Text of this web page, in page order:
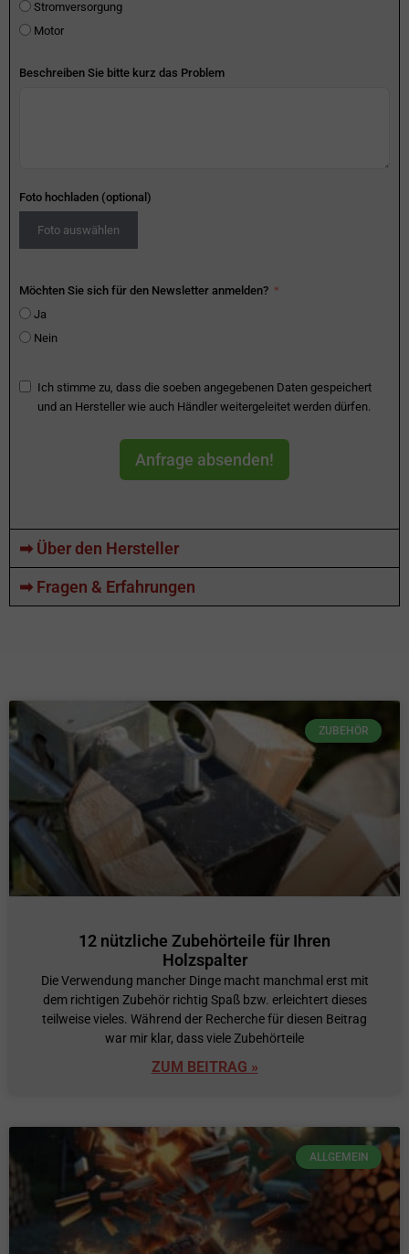
Stromversorgung
Motor
Beschreiben Sie bitte kurz das Problem
Foto hochladen (optional)
Foto auswählen
Möchten Sie sich für den Newsletter anmelden?
Ja
Nein
Ich stimme zu, dass die soeben angegebenen Daten gespeichert
und an Hersteller wie auch Händler weitergeleitet werden dürfen.
Anfrage absenden!
➡ Über den Hersteller
➡ Fragen & Erfahrungen
ZUBEHÖR
12 nützliche Zubehörteile für Ihren
Holzspalter
Die Verwendung mancher Dinge macht manchmal erst mit
dem richtigen Zubehör richtig Spaß bzw. erleichtert dieses
teilweise vieles. Während der Recherche für diesen Beitrag
war mir klar, dass viele Zubehörteile
ZUM BEITRAG »
ALLGEMEIN